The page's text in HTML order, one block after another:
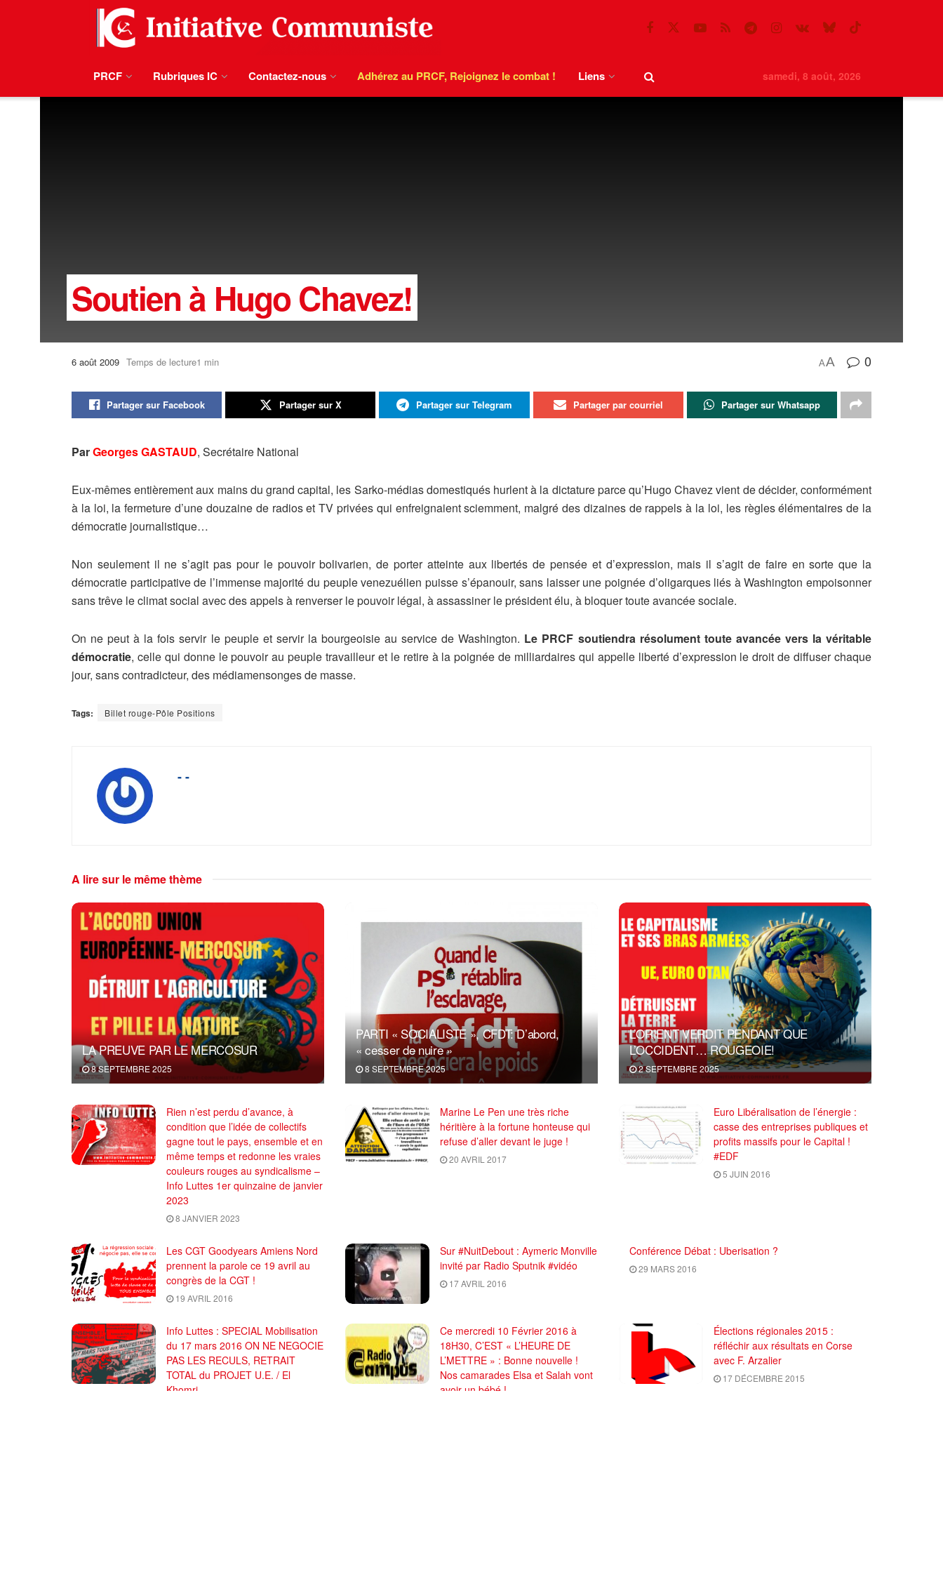
PRCF Rubriques IC Contactez-nous Adhérez au PRCF, Rejoignez le combat ! Liens samedi, 8 août, 2026
Soutien à Hugo Chavez!
6 août 2009 Temps de lecture1 min AA 0
Partager sur Facebook Partager sur X Partager sur Telegram Partager par courriel Partager sur Whatsapp
ParGeorges GASTAUD, Secrétaire National
Eux-mêmes entièrement aux mains du grand capital, les Sarko-médias domestiqués hurlent à la dictature parce qu’Hugo Chavez vient de décider, conformément
à la loi, la fermeture d’une douzaine de radios et TV privées qui enfreignaient sciemment, malgré des dizaines de rappels à la loi, les règles élémentaires de la
démocratie journalistique…
Non seulement il ne s’agit pas pour le pouvoir bolivarien, de porter atteinte aux libertés de pensée et d’expression, mais il s’agit de faire en sorte que la
démocratie participative de l’immense majorité du peuple venezuélien puisse s’épanouir, sans laisser une poignée d’oligarques liés à Washington empoisonner
sans trêve le climat social avec des appels à renverser le pouvoir légal, à assassiner le président élu, à bloquer toute avancée sociale.
On ne peut à la fois servir le peuple et servir la bourgeoisie au service de Washington. Le PRCF soutiendra résolument toute avancée vers la véritable
démocratie, celle qui donne le pouvoir au peuple travailleur et le retire à la poignée de milliardaires qui appelle liberté d’expression le droit de diffuser chaque
jour, sans contradicteur, des médiamensonges de masse.
Tags: Billet rouge-Pôle Positions
- -
A lire sur le même thème
LA PREUVE PAR LE MERCOSUR
8 SEPTEMBRE 2025
PARTI « SOCIALISTE », CFDT: D’abord,
« cesser de nuire »
8 SEPTEMBRE 2025
L’ORIENT VERDIT PENDANT QUE
L’OCCIDENT… ROUGEOIE!
2 SEPTEMBRE 2025
Rien n’est perdu d’avance, à
condition que l’idée de collectifs
gagne tout le pays, ensemble et en
même temps et redonne les vraies
couleurs rouges au syndicalisme –
Info Luttes 1er quinzaine de janvier
2023
8 JANVIER 2023
Marine Le Pen une très riche
héritière à la fortune honteuse qui
refuse d’aller devant le juge !
20 AVRIL 2017
Euro Libéralisation de l’énergie :
casse des entreprises publiques et
profits massifs pour le Capital !
#EDF
5 JUIN 2016
Les CGT Goodyears Amiens Nord
prennent la parole ce 19 avril au
congrès de la CGT !
19 AVRIL 2016
Sur #NuitDebout : Aymeric Monville
invité par Radio Sputnik #vidéo
17 AVRIL 2016
Conférence Débat : Uberisation ?
29 MARS 2016
Info Luttes : SPECIAL Mobilisation
du 17 mars 2016 ON NE NEGOCIE
PAS LES RECULS, RETRAIT
TOTAL du PROJET U.E. / El
Khomri
Ce mercredi 10 Février 2016 à
18H30, C’EST « L’HEURE DE
L’METTRE » : Bonne nouvelle !
Nos camarades Elsa et Salah vont
avoir un bébé !
Élections régionales 2015 :
réfléchir aux résultats en Corse
avec F. Arzalier
17 DÉCEMBRE 2015